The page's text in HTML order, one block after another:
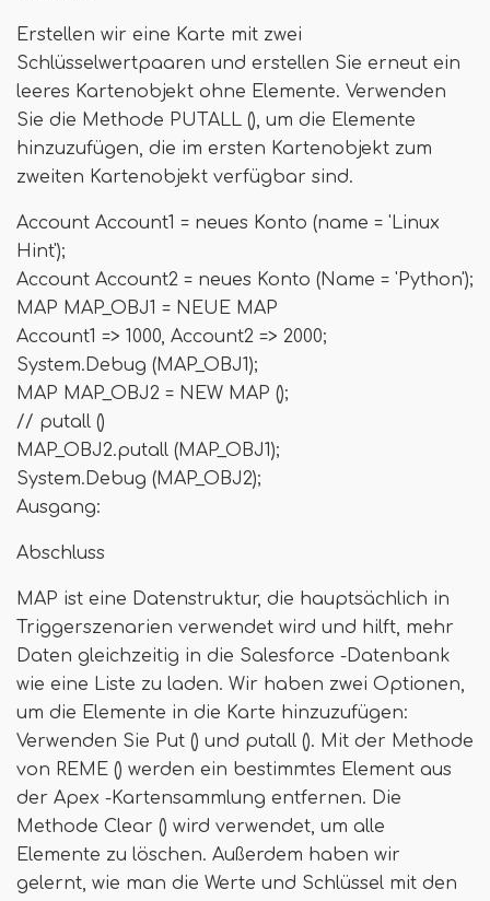
Erstellen wir eine Karte mit zwei
Schlüsselwertpaaren und erstellen Sie erneut ein
leeres Kartenobjekt ohne Elemente. Verwenden
Sie die Methode PUTALL (), um die Elemente
hinzuzufügen, die im ersten Kartenobjekt zum
zweiten Kartenobjekt verfügbar sind.
Account Account1 = neues Konto (name = 'Linux
Hint');
Account Account2 = neues Konto (Name = 'Python');
MAP MAP_OBJ1 = NEUE MAP
Account1 => 1000, Account2 => 2000;
System.Debug (MAP_OBJ1);
MAP MAP_OBJ2 = NEW MAP ();
// putall ()
MAP_OBJ2.putall (MAP_OBJ1);
System.Debug (MAP_OBJ2);
Ausgang:
Abschluss
MAP ist eine Datenstruktur, die hauptsächlich in
Triggerszenarien verwendet wird und hilft, mehr
Daten gleichzeitig in die Salesforce -Datenbank
wie eine Liste zu laden. Wir haben zwei Optionen,
um die Elemente in die Karte hinzuzufügen:
Verwenden Sie Put () und putall (). Mit der Methode
von REME () werden ein bestimmtes Element aus
der Apex -Kartensammlung entfernen. Die
Methode Clear () wird verwendet, um alle
Elemente zu löschen. Außerdem haben wir
gelernt, wie man die Werte und Schlüssel mit den